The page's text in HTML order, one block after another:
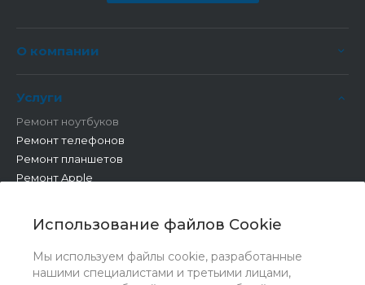
Использование файлов Cookie
Мы используем файлы cookie, разработанные
нашими специалистами и третьими лицами,
О компании
Услуги
Ремонт ноутбуков
Ремонт телефонов
Ремонт планшетов
Ремонт Apple